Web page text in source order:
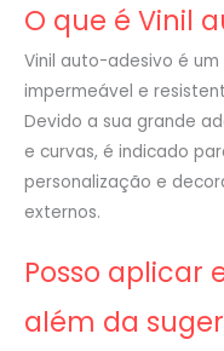
O que é Vinil
Vinil auto-adesivo é
impermeável e
Devido a sua grande
e curvas, é indicado
personalização e
externos.
Posso aplicar
além da